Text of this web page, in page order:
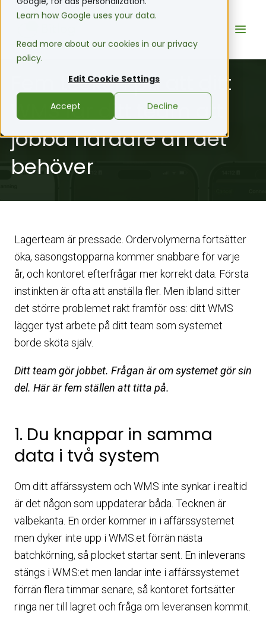
Learn how Google uses your data.
Read more about our cookies in our privacy
policy.
Edit Cookie Settings
Accept Decline
Fem tecken på att ditt
WMS får ditt team att
jobba hårdare än det
behöver
Lagerteam är pressade. Ordervolymerna fortsätter
öka, säsongstopparna kommer snabbare för varje
år, och kontoret efterfrågar mer korrekt data. Första
instinkten är ofta att anställa fler. Men ibland sitter
det större problemet rakt framför oss: ditt WMS
lägger tyst arbete på ditt team som systemet
borde sköta själv.
Ditt team gör jobbet. Frågan är om systemet gör sin
del. Här är fem ställen att titta på.
1. Du knappar in samma
data i två system
Om ditt affärssystem och WMS inte synkar i realtid
är det någon som uppdaterar båda. Tecknen är
välbekanta. En order kommer in i affärssystemet
men dyker inte upp i WMS:et förrän nästa
batchkörning, så plocket startar sent. En inleverans
stängs i WMS:et men landar inte i affärssystemet
förrän flera timmar senare, så kontoret fortsätter
ringa ner till lagret och fråga om leveransen kommit.